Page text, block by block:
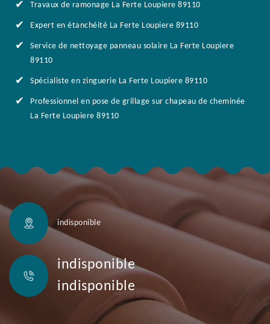
Travaux de ramonage La Ferte Loupiere 89110
Expert en étanchéité La Ferte Loupiere 89110
Service de nettoyage panneau solaire La Ferte Loupiere
89110
Spécialiste en zinguerie La Ferte Loupiere 89110
Professionnel en pose de grillage sur chapeau de cheminée
La Ferte Loupiere 89110
indisponible
indisponible
indisponible